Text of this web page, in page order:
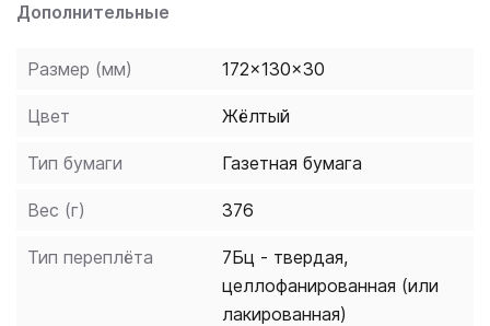
Дополнительные
Размер (мм) 172x130x30
Цвет Жёлтый
Тип бумаги Газетная бумага
Вес (г) 376
Тип переплёта
7Бц - твердая,
целлофанированная (или
лакированная)